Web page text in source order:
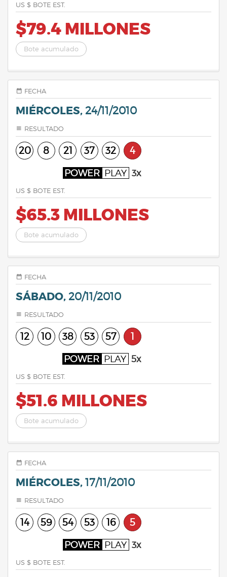
US $ BOTE EST.
$79.4 MILLONES
Bote acumulado
FECHA
MIÉRCOLES, 24/11/2010
RESULTADO
20 8 21 37 32 4
POWER PLAY 3x
US $ BOTE EST.
$65.3 MILLONES
Bote acumulado
FECHA
SÁBADO, 20/11/2010
RESULTADO
12 10 38 53 57 1
POWER PLAY 5x
US $ BOTE EST.
$51.6 MILLONES
Bote acumulado
FECHA
MIÉRCOLES, 17/11/2010
RESULTADO
14 59 54 53 16 5
POWER PLAY 3x
US $ BOTE EST.